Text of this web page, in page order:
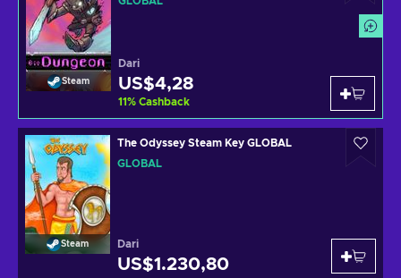
Steam
Dari
US$4,28
11% Cashback
Steam
The Odyssey Steam Key GLOBAL
GLOBAL
Dari
US$1.230,80